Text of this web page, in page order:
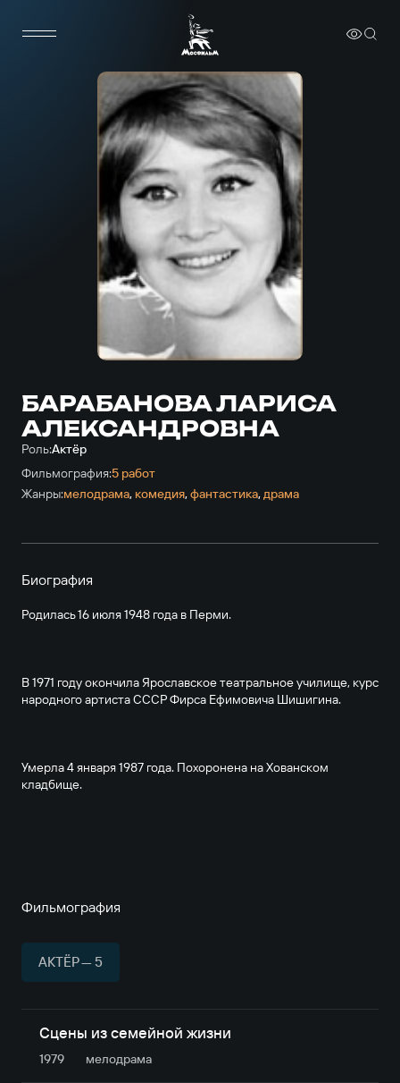
БАРАБАНОВА ЛАРИСА
АЛЕКСАНДРОВНА
Роль:Актёр
Фильмография:5 работ
Жанры:мелодрама, комедия,фантастика,драма
Биография
Родилась 16 июля 1948 года в Перми.
В 1971 году окончила Ярославское театральное училище, курс
народного артиста СССР Фирса Ефимовича Шишигина.
Умерла 4 января 1987 года. Похоронена на Хованском
кладбище.
Фильмография
АКТЁР — 5
Сцены из семейной жизни
1979 мелодрама